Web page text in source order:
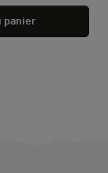
panier